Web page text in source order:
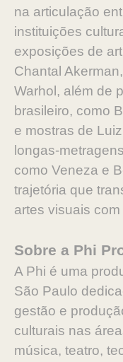
na articulação
instituições
exposições de
Chantal
Warhol, além de
brasileiro, como
e mostras de
longas-
como Veneza e
trajetória que
artes visuais
Sobre a Phi
A Phi é uma
São Paulo
gestão e
culturais nas
música, teatro,